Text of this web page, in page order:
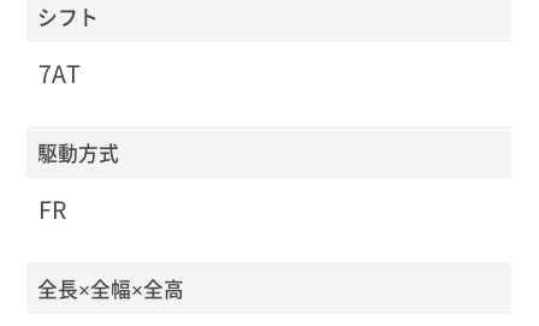
シフト
7AT
駆動方式
FR
全長×全幅×全高